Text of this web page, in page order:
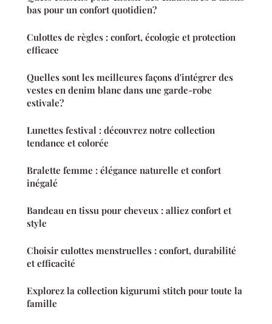
bas pour un confort quotidien?
Culottes de règles : confort, écologie et protection
efficace
Quelles sont les meilleures façons d'intégrer des
vestes en denim blanc dans une garde-robe
estivale?
Lunettes festival : découvrez notre collection
tendance et colorée
Bralette femme : élégance naturelle et confort
inégalé
Bandeau en tissu pour cheveux : alliez confort et
style
Choisir culottes menstruelles : confort, durabilité
et efficacité
Explorez la collection kigurumi stitch pour toute la
famille